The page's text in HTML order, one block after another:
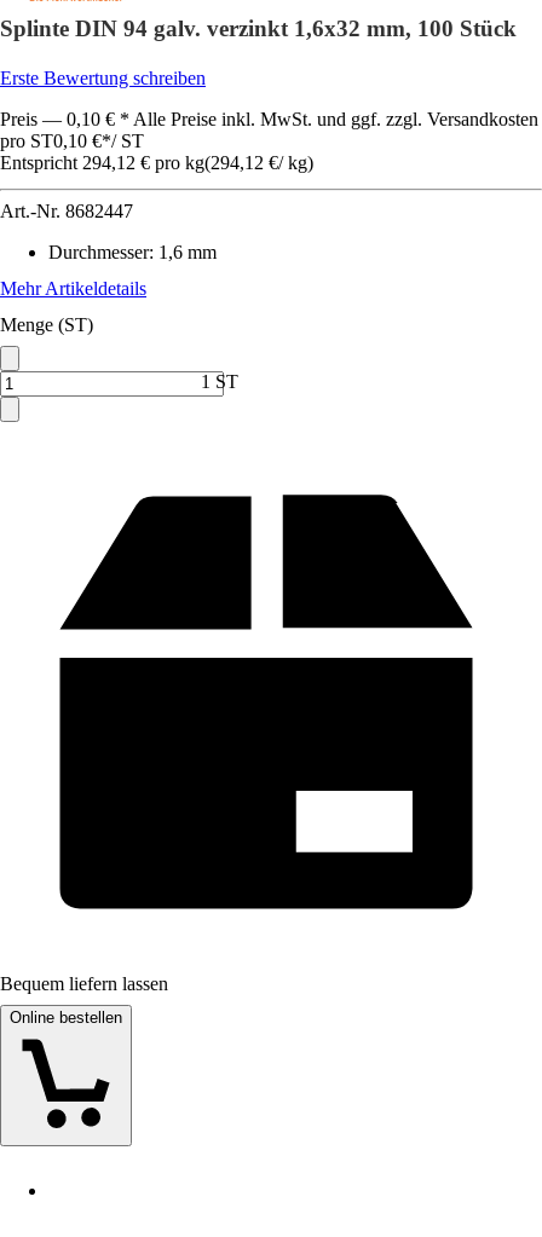
Splinte DIN 94 galv. verzinkt 1,6x32 mm, 100 Stück
Erste Bewertung schreiben
Preis — 0,10 € * Alle Preise inkl. MwSt. und ggf. zzgl. Versandkosten
pro ST0,10 €*/ ST
Entspricht 294,12 € pro kg(294,12 €/ kg)
Art.-Nr. 8682447
Durchmesser: 1,6 mm
Mehr Artikeldetails
Menge (ST)
1 ST
Bequem liefern lassen
Online bestellen